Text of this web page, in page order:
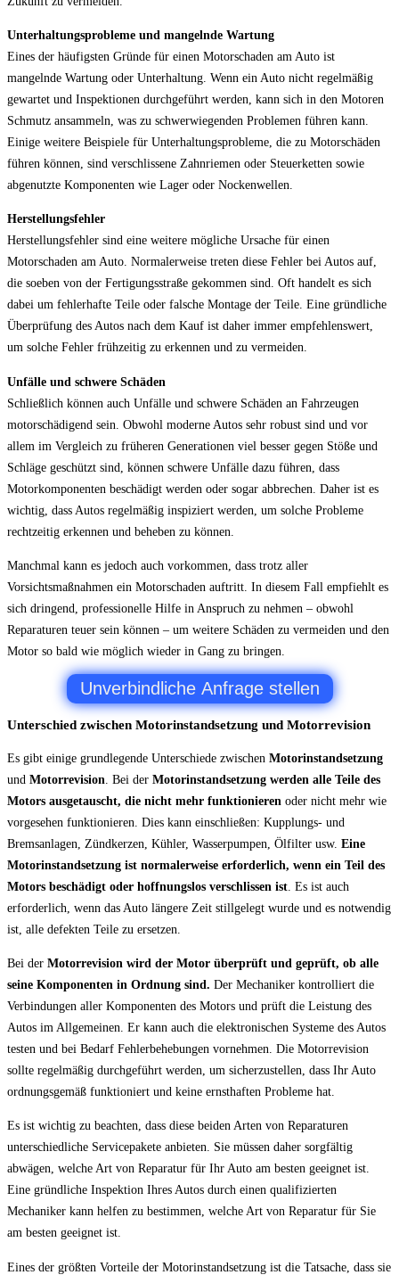
Unterhaltungsprobleme und mangelnde Wartung
Eines der häufigsten Gründe für einen Motorschaden am Auto ist
mangelnde Wartung oder Unterhaltung. Wenn ein Auto nicht regelmäßig
gewartet und Inspektionen durchgeführt werden, kann sich in den Motoren
Schmutz ansammeln, was zu schwerwiegenden Problemen führen kann.
Einige weitere Beispiele für Unterhaltungsprobleme, die zu Motorschäden
führen können, sind verschlissene Zahnriemen oder Steuerketten sowie
abgenutzte Komponenten wie Lager oder Nockenwellen.
Herstellungsfehler
Herstellungsfehler sind eine weitere mögliche Ursache für einen
Motorschaden am Auto. Normalerweise treten diese Fehler bei Autos auf,
die soeben von der Fertigungsstraße gekommen sind. Oft handelt es sich
dabei um fehlerhafte Teile oder falsche Montage der Teile. Eine gründliche
Überprüfung des Autos nach dem Kauf ist daher immer empfehlenswert,
um solche Fehler frühzeitig zu erkennen und zu vermeiden.
Unfälle und schwere Schäden
Schließlich können auch Unfälle und schwere Schäden an Fahrzeugen
motorschädigend sein. Obwohl moderne Autos sehr robust sind und vor
allem im Vergleich zu früheren Generationen viel besser gegen Stöße und
Schläge geschützt sind, können schwere Unfälle dazu führen, dass
Motorkomponenten beschädigt werden oder sogar abbrechen. Daher ist es
wichtig, dass Autos regelmäßig inspiziert werden, um solche Probleme
rechtzeitig erkennen und beheben zu können.
Manchmal kann es jedoch auch vorkommen, dass trotz aller
Vorsichtsmaßnahmen ein Motorschaden auftritt. In diesem Fall empfiehlt es
sich dringend, professionelle Hilfe in Anspruch zu nehmen – obwohl
Reparaturen teuer sein können – um weitere Schäden zu vermeiden und den
Motor so bald wie möglich wieder in Gang zu bringen.
Unverbindliche Anfrage stellen
Unterschied zwischen Motorinstandsetzung und Motorrevision
Es gibt einige grundlegende Unterschiede zwischen Motorinstandsetzung
und Motorrevision . Bei der Motorinstandsetzung werden alle Teile des
Motors ausgetauscht, die nicht mehr funktionieren oder nicht mehr wie
vorgesehen funktionieren. Dies kann einschließen: Kupplungs- und
Bremsanlagen, Zündkerzen, Kühler, Wasserpumpen, Ölfilter usw. Eine
Motorinstandsetzung ist normalerweise erforderlich, wenn ein Teil des
Motors beschädigt oder hoffnungslos verschlissen ist . Es ist auch
erforderlich, wenn das Auto längere Zeit stillgelegt wurde und es notwendig
ist, alle defekten Teile zu ersetzen.
Bei der Motorrevision wird der Motor überprüft und geprüft, ob alle
seine Komponenten in Ordnung sind. Der Mechaniker kontrolliert die
Verbindungen aller Komponenten des Motors und prüft die Leistung des
Autos im Allgemeinen. Er kann auch die elektronischen Systeme des Autos
testen und bei Bedarf Fehlerbehebungen vornehmen. Die Motorrevision
sollte regelmäßig durchgeführt werden, um sicherzustellen, dass Ihr Auto
ordnungsgemäß funktioniert und keine ernsthaften Probleme hat.
Es ist wichtig zu beachten, dass diese beiden Arten von Reparaturen
unterschiedliche Servicepakete anbieten. Sie müssen daher sorgfältig
abwägen, welche Art von Reparatur für Ihr Auto am besten geeignet ist.
Eine gründliche Inspektion Ihres Autos durch einen qualifizierten
Mechaniker kann helfen zu bestimmen, welche Art von Reparatur für Sie
am besten geeignet ist.
Eines der größten Vorteile der Motorinstandsetzung ist die Tatsache, dass sie